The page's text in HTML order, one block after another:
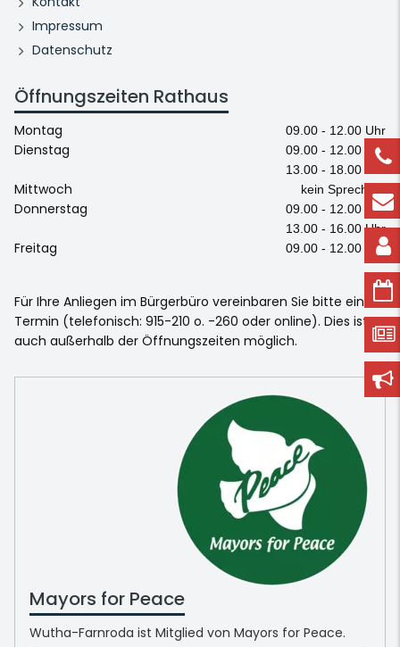
Impressum
Datenschutz
Öffnungszeiten Rathaus
Montag 09.00 - 12.00 Uhr
Dienstag
09.00 - 12.00 Uhr
13.00 - 18.00 Uhr
Mittwoch kein Sprechtag
Donnerstag
09.00 - 12.00 Uhr
13.00 - 16.00 Uhr
Freitag 09.00 - 12.00 Uhr
Für Ihre Anliegen im Bürgerbüro vereinbaren Sie bitte einen
Termin (telefonisch: 915-210 o. -260 oder online). Dies ist
auch außerhalb der Öffnungszeiten möglich.
Mayors for Peace
Wutha-Farnroda ist Mitglied von Mayors for Peace.